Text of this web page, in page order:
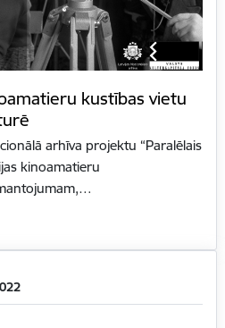
kustības vietu
arhīva projektu “Paralēlais
kinoamatieru